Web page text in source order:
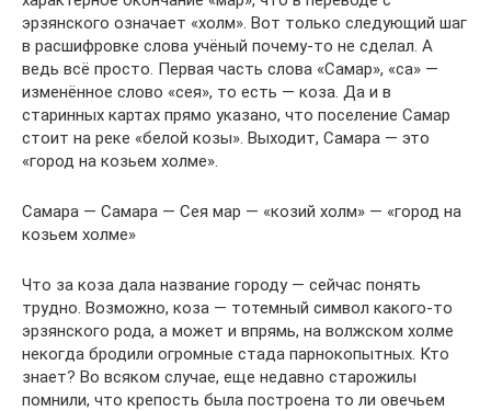
эрзянского означает «холм». Вот только следующий шаг
в расшифровке слова учёный почему-то не сделал. А
ведь всё просто. Первая часть слова «Самар», «са» —
изменённое слово «сея», то есть — коза. Да и в
старинных картах прямо указано, что поселение Самар
стоит на реке «белой козы». Выходит, Самара — это
«город на козьем холме».
Самара — Самара — Сея мар — «козий холм» — «город на
козьем холме»
Что за коза дала название городу — сейчас понять
трудно. Возможно, коза — тотемный символ какого-то
эрзянского рода, а может и впрямь, на волжском холме
некогда бродили огромные стада парнокопытных. Кто
знает? Во всяком случае, еще недавно старожилы
помнили, что крепость была построена то ли овечьем